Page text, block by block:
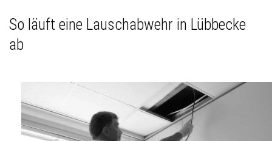
So läuft eine Lauschabwehr in Lübbecke
ab